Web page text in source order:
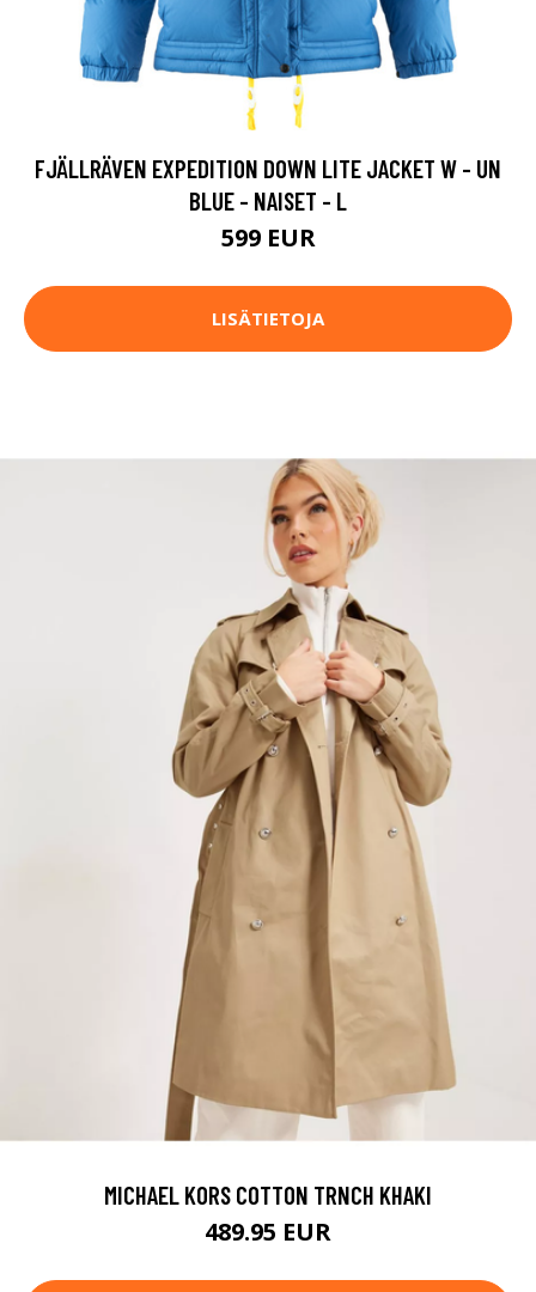
FJÄLLRÄVEN EXPEDITION DOWN LITE JACKET W - UN
BLUE - NAISET - L
599 EUR
LISÄTIETOJA
MICHAEL KORS COTTON TRNCH KHAKI
489.95 EUR